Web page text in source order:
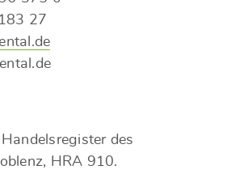
27
des
HRA 910.